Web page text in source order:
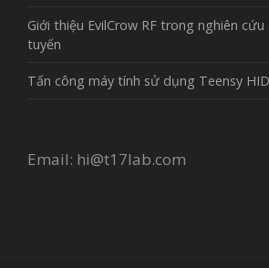
Giới thiệu EvilCrow RF trong nghiên
tuyến
Tấn công máy tính sử dụng Teensy HID
Email: hi@t17lab.com